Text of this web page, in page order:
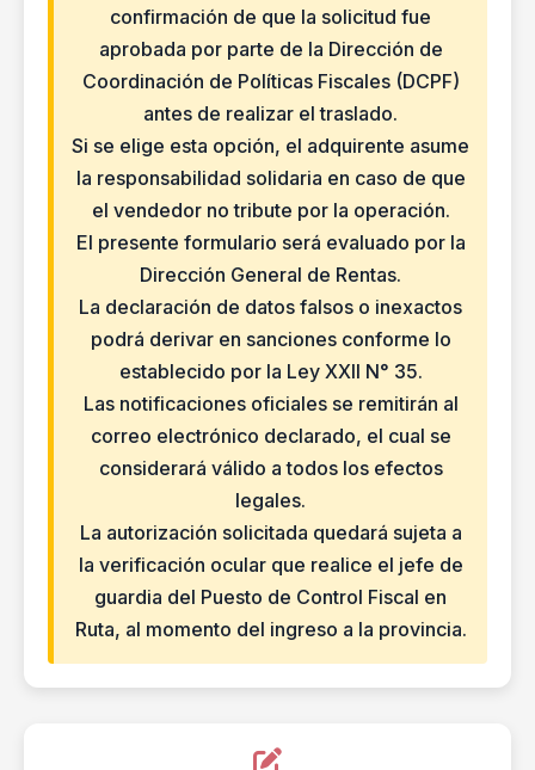
confirmación de que la solicitud fue
aprobada por parte de la Dirección de
Coordinación de Políticas Fiscales (DCPF)
antes de realizar el traslado.
Si se elige esta opción, el adquirente asume
la responsabilidad solidaria en caso de que
el vendedor no tribute por la operación.
El presente formulario será evaluado por la
Dirección General de Rentas.
La declaración de datos falsos o inexactos
podrá derivar en sanciones conforme lo
establecido por la Ley XXII N° 35.
Las notificaciones oficiales se remitirán al
correo electrónico declarado, el cual se
considerará válido a todos los efectos
legales.
La autorización solicitada quedará sujeta a
la verificación ocular que realice el jefe de
guardia del Puesto de Control Fiscal en
Ruta, al momento del ingreso a la provincia.